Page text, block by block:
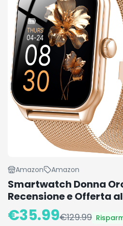
Amazon Amazon
Smartwatch Donna
Recensione e Offerta
€35.99€129.99